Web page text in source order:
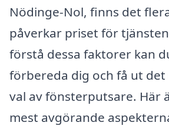
Nödinge-Nol, finns det
påverkar priset för
förstå dessa faktorer kan
förbereda dig och få ut det
val av fönsterputsare. Här
mest avgörande